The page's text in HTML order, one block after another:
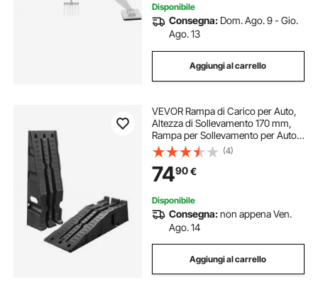
Disponibile
Consegna: Dom. Ago. 9 - Gio.
Ago. 13
Aggiungi al carrello
VEVOR Rampa di Carico per Auto,
Altezza di Sollevamento 170 mm,
Rampa per Sollevamento per Auto
da Officina, Cambio Olio e
Riparazione Camion, Ogni Pezzo
Carico 1814 kg, Nero 2 Pezzi
(4)
7490€
Disponibile
Consegna:non appena Ven.
Ago. 14
Aggiungi al carrello